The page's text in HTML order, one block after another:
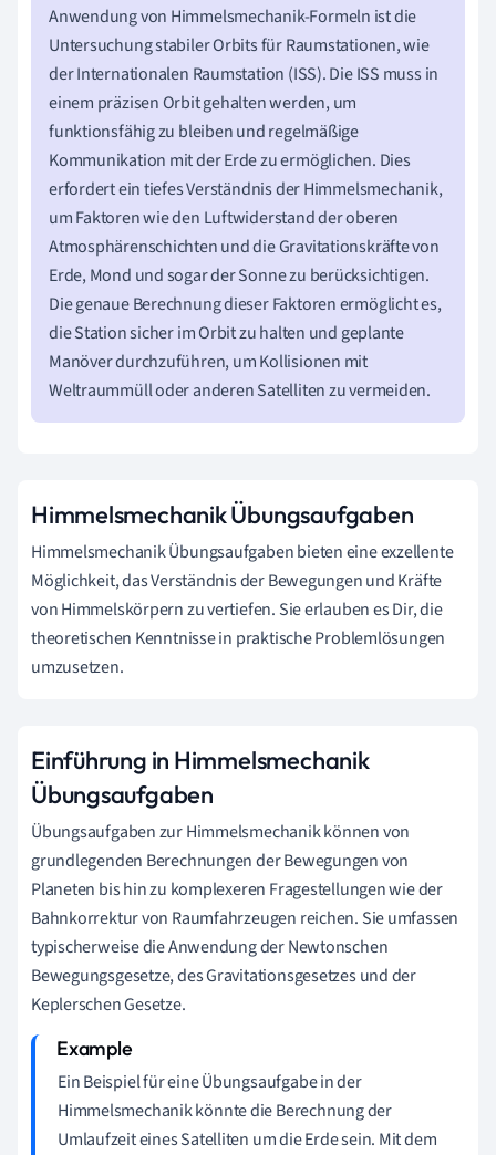
Anwendung von Himmelsmechanik-Formeln ist die
Untersuchung stabiler Orbits für Raumstationen, wie
der Internationalen Raumstation (ISS). Die ISS muss in
einem präzisen Orbit gehalten werden, um
funktionsfähig zu bleiben und regelmäßige
Kommunikation mit der Erde zu ermöglichen. Dies
erfordert ein tiefes Verständnis der Himmelsmechanik,
um Faktoren wie den Luftwiderstand der oberen
Atmosphärenschichten und die Gravitationskräfte von
Erde, Mond und sogar der Sonne zu berücksichtigen.
Die genaue Berechnung dieser Faktoren ermöglicht es,
die Station sicher im Orbit zu halten und geplante
Manöver durchzuführen, um Kollisionen mit
Weltraummüll oder anderen Satelliten zu vermeiden.
Himmelsmechanik Übungsaufgaben
Himmelsmechanik Übungsaufgaben bieten eine exzellente
Möglichkeit, das Verständnis der Bewegungen und Kräfte
von Himmelskörpern zu vertiefen. Sie erlauben es Dir, die
theoretischen Kenntnisse in praktische Problemlösungen
umzusetzen.
Einführung in Himmelsmechanik
Übungsaufgaben
Übungsaufgaben zur Himmelsmechanik können von
grundlegenden Berechnungen der Bewegungen von
Planeten bis hin zu komplexeren Fragestellungen wie der
Bahnkorrektur von Raumfahrzeugen reichen. Sie umfassen
typischerweise die Anwendung der Newtonschen
Bewegungsgesetze, des Gravitationsgesetzes und der
Keplerschen Gesetze.
Ein Beispiel für eine Übungsaufgabe in der
Himmelsmechanik könnte die Berechnung der
Umlaufzeit eines Satelliten um die Erde sein. Mit dem